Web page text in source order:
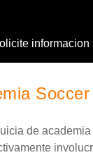
informacion
de